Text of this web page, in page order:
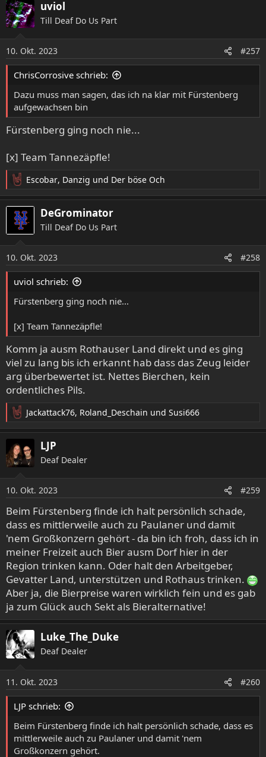
k
t
o
n
e
n
uviol
Till Deaf Do Us Part
10. Okt. 2023 #257
ChrisCorrosive schrieb:
Dazu muss man sagen, das ich na klar mit Fürstenberg
aufgewachsen bin
Fürstenberg ging noch nie...
[x] Team Tannezäpfle!
R
e
a
o
n
e
n
Escobar, Danzig und Der böse Och
DeGrominator
Till Deaf Do Us Part
10. Okt. 2023 #258
uviol schrieb:
Fürstenberg ging noch nie...
[x] Team Tannezäpfle!
Komm ja ausm Rothauser Land direkt und es ging
viel zu lang bis ich erkannt hab dass das Zeug leider
arg überbewertet ist. Nettes Bierchen, kein
ordentliches Pils.
R
e
a
k
t
o
n
e
n
:
Jackattack76, Roland_Deschain und Susi666
LJP
Deaf Dealer
10. Okt. 2023 #259
Beim Fürstenberg finde ich halt persönlich schade,
dass es mittlerweile auch zu Paulaner und damit
'nem Großkonzern gehört - da bin ich froh, dass ich in
meiner Freizeit auch Bier ausm Dorf hier in der
Region trinken kann. Oder halt den Arbeitgeber,
Gevatter Land, unterstützen und Rothaus trinken.
Aber ja, die Bierpreise waren wirklich fein und es gab
ja zum Glück auch Sekt als Bieralternative!
Luke_The_Duke
Deaf Dealer
11. Okt. 2023 #260
LJP schrieb:
Beim Fürstenberg finde ich halt persönlich schade, dass es
mittlerweile auch zu Paulaner und damit 'nem
Großkonzern gehört.